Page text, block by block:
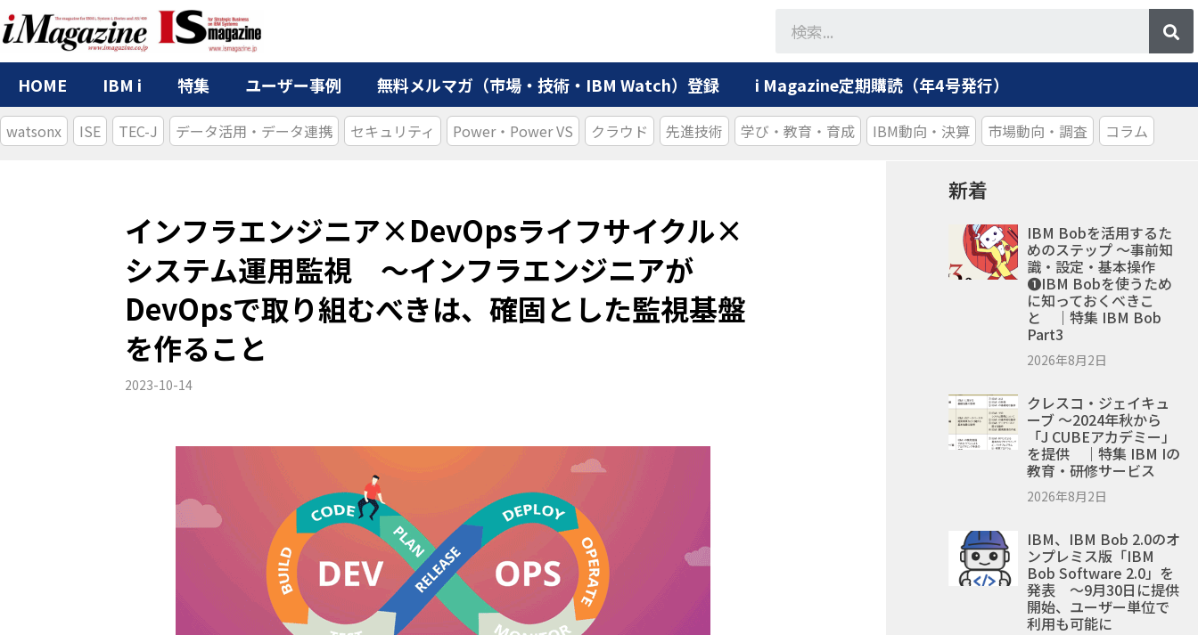
HOME IBM i 特集 ユーザー事例 無料メルマガ（市場・技術・IBM Watch）登録 i Magazine定期購読（年4号発行）
watsonx ISE TEC-J データ活用・データ連携 セキュリティ Power・Power VS クラウド 先進技術 学び・教育・育成 IBM動向・決算 市場動向・調査 コラム
インフラエンジニア×DevOpsライフサイクル×
システム運用監視 ～インフラエンジニアが
DevOpsで取り組むべきは、確固とした監視基盤
を作ること
2023-10-14
新着
IBM Bobを活用するた
めのステップ ～事前知
識・設定・基本操作
❶IBM Bobを使うため
に知っておくべきこ
と ｜特集 IBM Bob
Part3
2026年8月2日
クレスコ・ジェイキュ
ーブ ～2024年秋から
「J CUBEアカデミー」
を提供 ｜特集 IBM Iの
教育・研修サービス
2026年8月2日
IBM、IBM Bob 2.0のオ
ンプレミス版「IBM
Bob Software 2.0」を
発表 ～9月30日に提供
開始、ユーザー単位で
利用も可能に